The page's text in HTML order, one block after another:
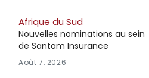
Afrique du Sud
Nouvelles nominations au sein
de Santam Insurance
Août 7, 2026